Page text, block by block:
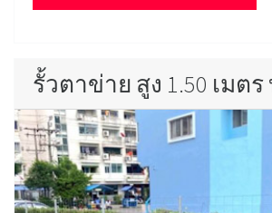
รั้วตาข่าย สูง 1.50 เมต